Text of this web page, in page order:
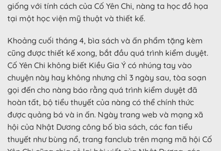
giống với tính cách của Cố Yên Chi, nàng ta học đồ họa
tại một học viện mỹ thuật và thiết kế.
Khoảng cuối tháng 4, bìa sách và ấn phẩm tặng kèm
cũng được thiết kế xong, bắt đầu quá trình kiểm duyệt.
Cố Yên Chi không biết Kiều Gia Ý có nhúng tay vào
chuyện này hay không nhưng chỉ 3 ngày sau, tòa soạn
gọi đến cho nàng báo rằng quá trình kiểm duyệt đã
hoàn tất, bộ tiểu thuyết của nàng có thể chính thức
được quảng bá và in ấn. Ngày trang web và mạng xã
hội của Nhật Dương công bố bìa sách, các fan tiểu
thuyết như bùng nổ, trang fanclub trên mạng mã hội Cố